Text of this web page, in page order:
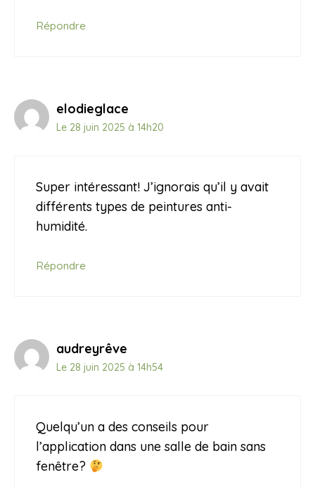
Répondre
elodieglace
Le 28 juin 2025 à 14h20
Super intéressant! J’ignorais qu’il y avait
différents types de peintures anti-
humidité.
Répondre
audreyrêve
Le 28 juin 2025 à 14h54
Quelqu’un a des conseils pour
l’application dans une salle de bain sans
fenêtre?